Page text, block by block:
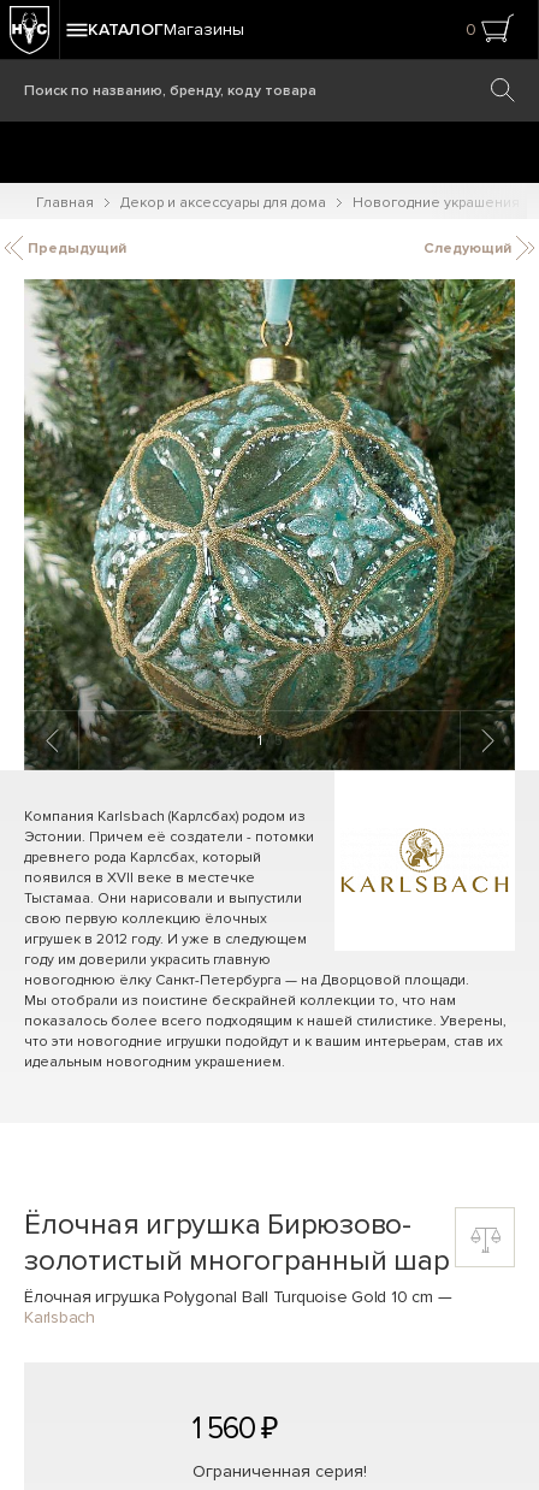
КАТАЛОГМагазины 0
Главная Декор и аксессуары для дома Новогодние украшения
Предыдущий Следующий
1/ 5
Компания Karlsbach (Карлсбах) родом из
Эстонии. Причем её создатели - потомки
древнего рода Карлсбах, который
появился в XVII веке в местечке
Тыстамаа. Они нарисовали и выпустили
свою первую коллекцию ёлочных
игрушек в 2012 году. И уже в следующем
году им доверили украсить главную
новогоднюю ёлку Санкт-Петербурга — на Дворцовой площади.
Мы отобрали из поистине бескрайней коллекции то, что нам
показалось более всего подходящим к нашей стилистике. Уверены,
что эти новогодние игрушки подойдут и к вашим интерьерам, став их
идеальным новогодним украшением.
Ёлочная игрушка Бирюзово-
золотистый многогранный шар
Ёлочная игрушка Polygonal Ball Turquoise Gold 10 cm —
Karlsbach
1 560 ₽
Ограниченная серия!